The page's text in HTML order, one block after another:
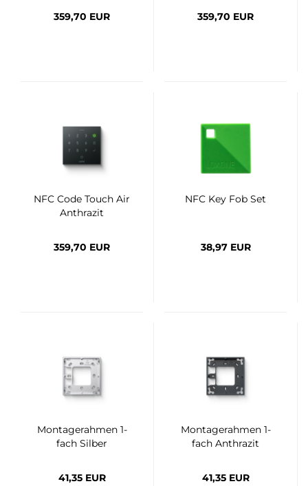
359,70 EUR 359,70 EUR
NFC Code Touch Air
Anthrazit
359,70 EUR
NFC Key Fob Set
38,97 EUR
Montagerahmen 1-
fach Silber
41,35 EUR
Montagerahmen 1-
fach Anthrazit
41,35 EUR